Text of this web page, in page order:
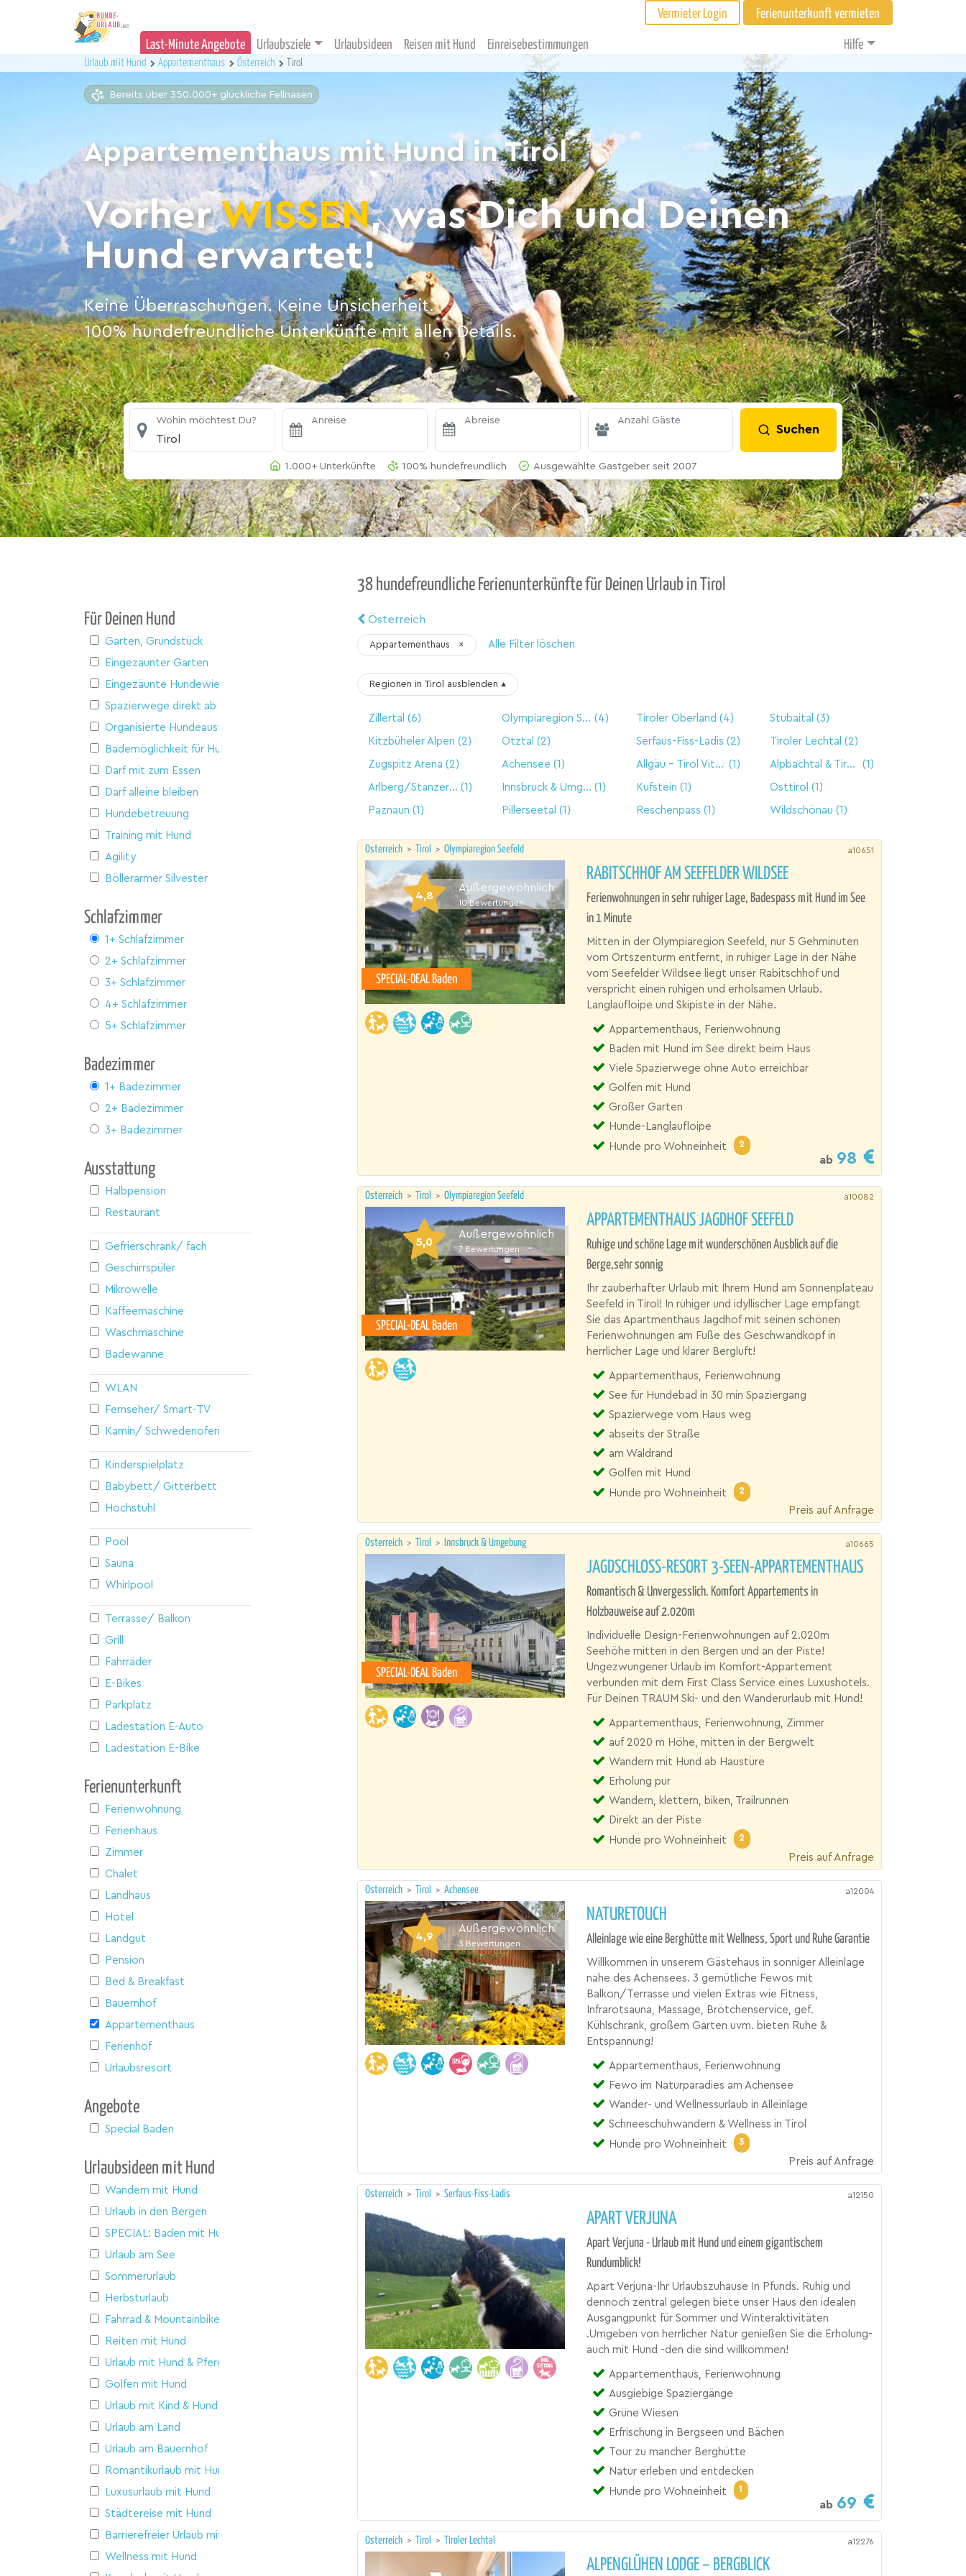
Vermieter Login Ferienunterkunft vermieten
Last-Minute Angebote Urlaubsziele Urlaubsideen Reisen mit Hund Einreisebestimmungen Hilfe
Urlaub mit Hund Appartementhaus Österreich Tirol
Bereits über 350.000+ glückliche Fellnasen
Appartementhaus mit Hund in Tirol
VorherWISSEN, was Dich und Deinen
Hund erwartet!
Keine Überraschungen. Keine Unsicherheit.
100% hundefreundliche Unterkünfte mit allen Details.
Wohin möchtest Du?
Tirol
Anreise Abreise Anzahl Gäste
Suchen
1.000+ Unterkünfte 100% hundefreundlich Ausgewählte Gastgeber seit 2007
Für Deinen Hund
Garten, Grundstück
Eingezäunter Garten
Eingezäunte Hundewiese
Spazierwege direkt ab Haus
Organisierte Hundeausflüge
Bademöglichkeit für Hunde
Darf mit zum Essen
Darf alleine bleiben
Hundebetreuung
Training mit Hund
Agility
Böllerarmer Silvester
Schlafzimmer
1+ Schlafzimmer
2+ Schlafzimmer
3+ Schlafzimmer
4+ Schlafzimmer
5+ Schlafzimmer
Badezimmer
1+ Badezimmer
2+ Badezimmer
3+ Badezimmer
Ausstattung
Halbpension
Restaurant
Gefrierschrank/ fach
Geschirrspüler
Mikrowelle
Kaffeemaschine
Waschmaschine
Badewanne
WLAN
Fernseher/ Smart-TV
Kamin/ Schwedenofen
Kinderspielplatz
Babybett/ Gitterbett
Hochstuhl
Pool
Sauna
Whirlpool
Terrasse/ Balkon
Grill
Fahrräder
E-Bikes
Parkplatz
Ladestation E-Auto
Ladestation E-Bike
Ferienunterkunft
Ferienwohnung
Ferienhaus
Zimmer
Chalet
Landhaus
Hotel
Landgut
Pension
Bed & Breakfast
Bauernhof
Appartementhaus
Ferienhof
Urlaubsresort
Angebote
Special Baden
Urlaubsideen mit Hund
Wandern mit Hund
Urlaub in den Bergen
SPECIAL: Baden mit Hund
Urlaub am See
Sommerurlaub
Herbsturlaub
Fahrrad & Mountainbike
Reiten mit Hund
Urlaub mit Hund & Pferd
Golfen mit Hund
Urlaub mit Kind & Hund
Urlaub am Land
Urlaub am Bauernhof
Romantikurlaub mit Hund
Luxusurlaub mit Hund
Städtereise mit Hund
Barrierefreier Urlaub mit Hund
Wellness mit Hund
38 hundefreundliche Ferienunterkünfte für Deinen Urlaub in Tirol
Österreich
Appartementhaus × Alle Filter löschen
Regionen in Tirol ausblenden ▴
Zillertal (6) Olympiaregion Seefeld (4) Tiroler Oberland (4) Stubaital (3)
Kitzbüheler Alpen (2) Ötztal (2) Serfaus-Fiss-Ladis (2) Tiroler Lechtal (2)
Zugspitz Arena (2) Achensee (1) Allgäu - Tirol Vitales Land (1) Alpbachtal & Tiroler Seenland (1)
Arlberg/Stanzertal (1) Innsbruck & Umgebung (1) Kufstein (1) Osttirol (1)
Paznaun (1) Pillerseetal (1) Reschenpass (1) Wildschönau (1)
Österreich > Tirol > Olympiaregion Seefeld a10651
4,8
Außergewöhnlich
10 Bewertungen
SPECIAL-DEAL Baden
RABITSCHHOF AM SEEFELDER WILDSEE
Ferienwohnungen in sehr ruhiger Lage, Badespass mit Hund im See
in 1 Minute
Mitten in der Olympiaregion Seefeld, nur 5 Gehminuten
vom Ortszenturm entfernt, in ruhiger Lage in der Nähe
vom Seefelder Wildsee liegt unser Rabitschhof und
verspricht einen ruhigen und erholsamen Urlaub.
Langlaufloipe und Skipiste in der Nähe.
Appartementhaus, Ferienwohnung
Baden mit Hund im See direkt beim Haus
Viele Spazierwege ohne Auto erreichbar
Golfen mit Hund
Großer Garten
Hunde-Langlaufloipe
Hunde pro Wohneinheit
2
ab 98
Österreich > Tirol > Olympiaregion Seefeld a10082
5,0
Außergewöhnlich
7 Bewertungen
SPECIAL-DEAL Baden
APPARTEMENTHAUS JAGDHOF SEEFELD
Ruhige und schöne Lage mit wunderschönen Ausblick auf die
Berge,sehr sonnig
Ihr zauberhafter Urlaub mit Ihrem Hund am Sonnenplateau
Seefeld in Tirol! In ruhiger und idyllischer Lage empfängt
Sie das Apartmenthaus Jagdhof mit seinen schönen
Ferienwohnungen am Fuße des Geschwandkopf in
herrlicher Lage und klarer Bergluft!
Appartementhaus, Ferienwohnung
See für Hundebad in 30 min Spaziergang
Spazierwege vom Haus weg
abseits der Straße
am Waldrand
Golfen mit Hund
Hunde pro Wohneinheit
2
Preis auf Anfrage
Österreich > Tirol > Innsbruck & Umgebung a10665
SPECIAL-DEAL Baden
JAGDSCHLOSS-RESORT 3-SEEN-APPARTEMENTHAUS
Romantisch & Unvergesslich. Komfort Appartements in
Holzbauweise auf 2.020m
Individuelle Design-Ferienwohnungen auf 2.020m
Seehöhe mitten in den Bergen und an der Piste!
Ungezwungener Urlaub im Komfort-Appartement
verbunden mit dem First Class Service eines Luxushotels.
Für Deinen TRAUM Ski- und den Wanderurlaub mit Hund!
Appartementhaus, Ferienwohnung, Zimmer
auf 2020 m Höhe, mitten in der Bergwelt
Wandern mit Hund ab Haustüre
Erholung pur
Wandern, klettern, biken, Trailrunnen
Direkt an der Piste
Hunde pro Wohneinheit
2
Preis auf Anfrage
Österreich > Tirol > Achensee a12004
4,9
Außergewöhnlich
3 Bewertungen
NATURETOUCH
Alleinlage wie eine Berghütte mit Wellness, Sport und Ruhe Garantie
Willkommen in unserem Gästehaus in sonniger Alleinlage
nahe des Achensees. 3 gemütliche Fewos mit
Balkon/Terrasse und vielen Extras wie Fitness,
Infrarotsauna, Massage, Brötchenservice, gef.
Kühlschrank, großem Garten uvm. bieten Ruhe &
Entspannung!
Appartementhaus, Ferienwohnung
Fewo im Naturparadies am Achensee
Wander- und Wellnessurlaub in Alleinlage
Schneeschuhwandern & Wellness in Tirol
Hunde pro Wohneinheit
3
Preis auf Anfrage
Österreich > Tirol > Serfaus-Fiss-Ladis a12150
APART VERJUNA
Apart Verjuna - Urlaub mit Hund und einem gigantischem
Rundumblick!
Apart Verjuna-Ihr Urlaubszuhause In Pfunds. Ruhig und
dennoch zentral gelegen biete unser Haus den idealen
Ausgangpunkt für Sommer und Winteraktivitäten
.Umgeben von herrlicher Natur genießen Sie die Erholung-
auch mit Hund -den die sind willkommen!
Appartementhaus, Ferienwohnung
Ausgiebige Spaziergänge
Grüne Wiesen
Erfrischung in Bergseen und Bächen
Tour zu mancher Berghütte
Natur erleben und entdecken
Hunde pro Wohneinheit
1
ab 69
Österreich > Tirol > Tiroler Lechtal a12276
ALPENGLÜHEN LODGE – BERGBLICK